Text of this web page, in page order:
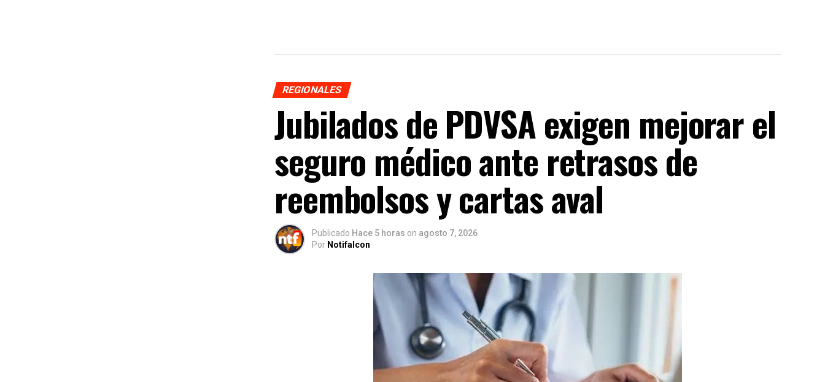
REGIONALES
Jubilados de PDVSA exigen mejorar el
seguro médico ante retrasos de
reembolsos y cartas aval
Publicado Hace 5 horas on agosto 7, 2026
Por Notifalcon